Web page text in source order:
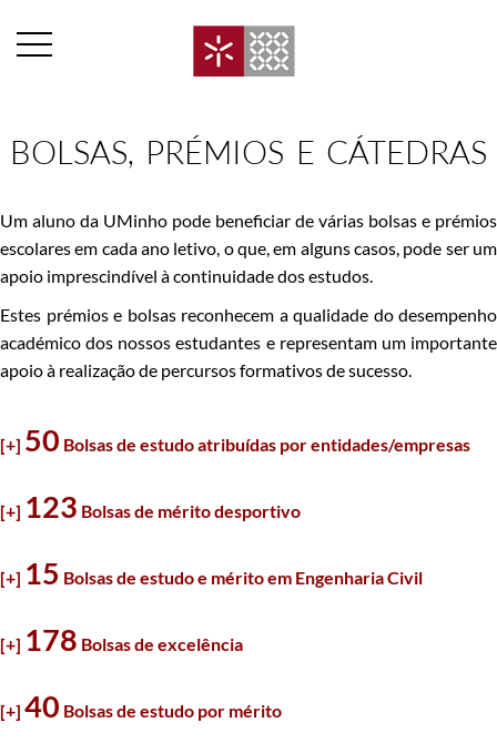
BOLSAS, PRÉMIOS E CÁTEDRAS
Um aluno da UMinho pode beneficiar de várias bolsas e prémios
escolares em cada ano letivo, o que, em alguns casos, pode ser um
apoio imprescindível à continuidade dos estudos.
Estes prémios e bolsas reconhecem a qualidade do desemp​enho
académico dos nossos estudantes e representam um importante
apoio à realização de percursos formativos de sucesso.​
[+] 50 Bolsas de estudo atribuídas por entidades/empresas
[+] 123 Bolsas de mérito desportivo
[+] 15 Bolsas de estudo e mérito em Engenharia Civil
[+] 178 Bolsas de excelência
[+] 40 Bolsas de estudo por mérito